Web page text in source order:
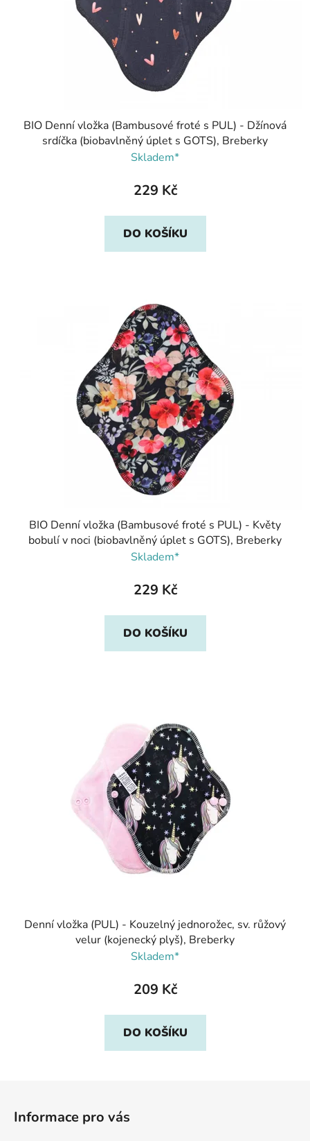
BIO Denní vložka (Bambusové froté s PUL) - Džínová
srdíčka (biobavlněný úplet s GOTS), Breberky
Skladem*
229 Kč
DO KOŠÍKU
BIO Denní vložka (Bambusové froté s PUL) - Květy
bobulí v noci (biobavlněný úplet s GOTS), Breberky
Skladem*
229 Kč
DO KOŠÍKU
Denní vložka (PUL) - Kouzelný jednorožec, sv. růžový
velur (kojenecký plyš), Breberky
Skladem*
209 Kč
DO KOŠÍKU
Informace pro vás